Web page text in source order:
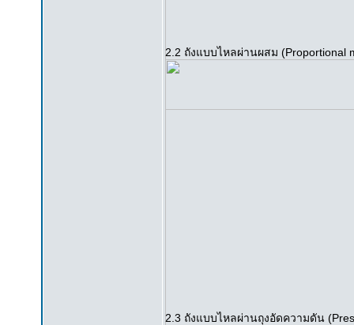
2.2 ถังแบบไหลผ่านผสม (Proportional
2.3 ถังแบบไหลผ่านถุงอัดความดัน